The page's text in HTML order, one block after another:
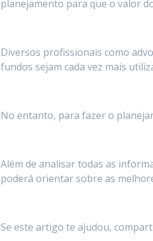
planejamento para que o valor
Diversos profissionais como
fundos sejam cada vez mais
No entanto, para fazer o
Além de analisar todas as
poderá orientar sobre as
Se este artigo te ajudou,